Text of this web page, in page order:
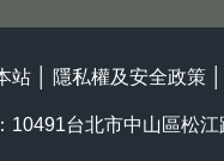
站 隱私權及安全政策
10491台北市中山區松江